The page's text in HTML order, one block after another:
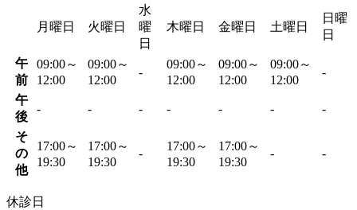
月曜日 火曜日
水
曜
日
木曜日 金曜日 土曜日
日曜
日
午
前
09:00～
12:00
09:00～
12:00
-
09:00～
12:00
09:00～
12:00
09:00～
12:00
-
午
後
- - - - - - -
そ
の
他
17:00～
19:30
17:00～
19:30
-
17:00～
19:30
17:00～
19:30
- -
休診日